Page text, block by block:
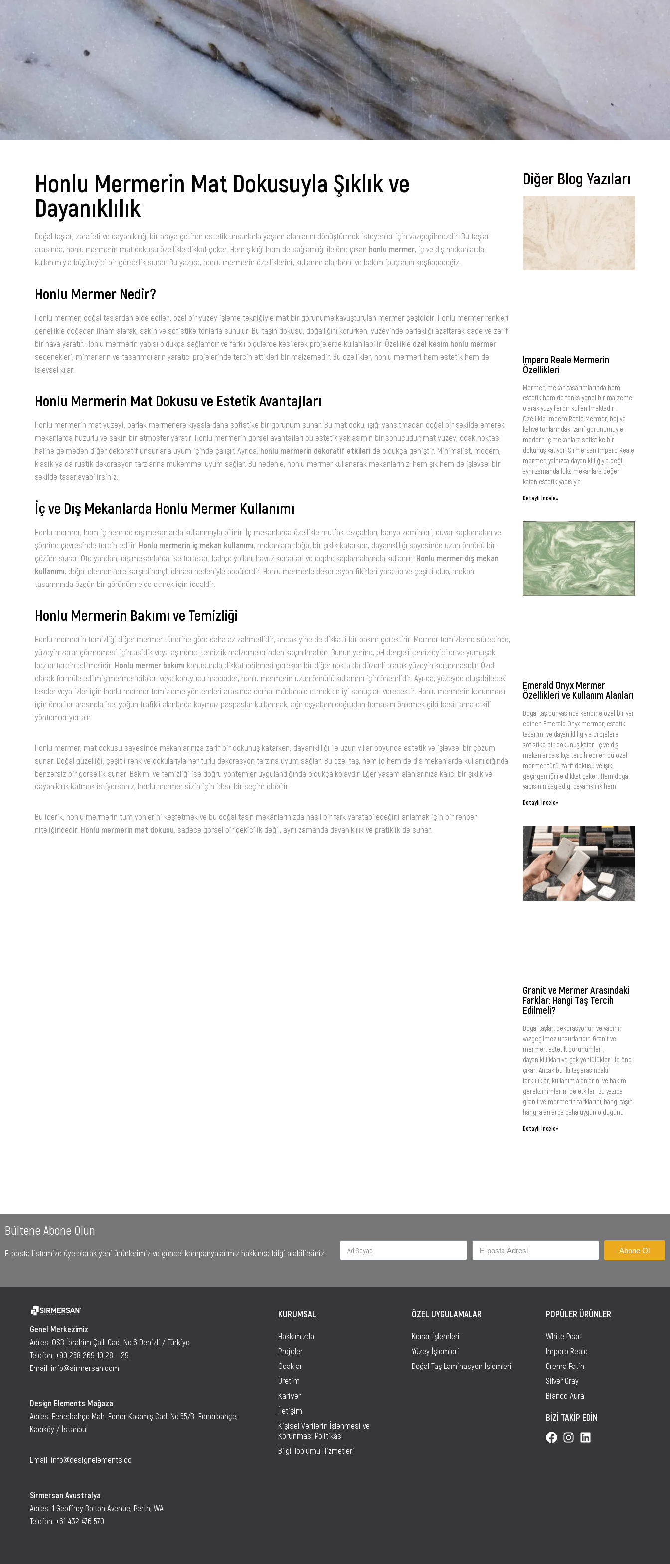
Honlu Mermerin Mat Dokusuyla Şıklık ve
Dayanıklılık
Doğal taşlar, zarafeti ve dayanıklılığı bir araya getiren estetik unsurlarla yaşam alanlarını dönüştürmek isteyenler için vazgeçilmezdir. Bu taşlar
arasında, honlu mermerin mat dokusu özellikle dikkat çeker. Hem şıklığı hem de sağlamlığı ile öne çıkan honlu mermer, iç ve dış mekanlarda
kullanımıyla büyüleyici bir görsellik sunar. Bu yazıda, honlu mermerin özelliklerini, kullanım alanlarını ve bakım ipuçlarını keşfedeceğiz.
Honlu Mermer Nedir?
Honlu mermer, doğal taşlardan elde edilen, özel bir yüzey işleme tekniğiyle mat bir görünüme kavuşturulan mermer çeşididir. Honlu mermer renkleri
genellikle doğadan ilham alarak, sakin ve sofistike tonlarla sunulur. Bu taşın dokusu, doğallığını korurken, yüzeyinde parlaklığı azaltarak sade ve zarif
bir hava yaratır. Honlu mermerin yapısı oldukça sağlamdır ve farklı ölçülerde kesilerek projelerde kullanılabilir. Özellikle özel kesim honlu mermer
seçenekleri, mimarların ve tasarımcıların yaratıcı projelerinde tercih ettikleri bir malzemedir. Bu özellikler, honlu mermeri hem estetik hem de
işlevsel kılar.
Honlu Mermerin Mat Dokusu ve Estetik Avantajları
Honlu mermerin mat yüzeyi, parlak mermerlere kıyasla daha sofistike bir görünüm sunar. Bu mat doku, ışığı yansıtmadan doğal bir şekilde emerek
mekanlarda huzurlu ve sakin bir atmosfer yaratır. Honlu mermerin görsel avantajları bu estetik yaklaşımın bir sonucudur; mat yüzey, odak noktası
haline gelmeden diğer dekoratif unsurlarla uyum içinde çalışır. Ayrıca, honlu mermerin dekoratif etkileri de oldukça geniştir. Minimalist, modern,
klasik ya da rustik dekorasyon tarzlarına mükemmel uyum sağlar. Bu nedenle, honlu mermer kullanarak mekanlarınızı hem şık hem de işlevsel bir
şekilde tasarlayabilirsiniz.
İç ve Dış Mekanlarda Honlu Mermer Kullanımı
Honlu mermer, hem iç hem de dış mekanlarda kullanımıyla bilinir. İç mekanlarda özellikle mutfak tezgahları, banyo zeminleri, duvar kaplamaları ve
şömine çevresinde tercih edilir. Honlu mermerin iç mekan kullanımı, mekanlara doğal bir şıklık katarken, dayanıklılığı sayesinde uzun ömürlü bir
çözüm sunar. Öte yandan, dış mekanlarda ise teraslar, bahçe yolları, havuz kenarları ve cephe kaplamalarında kullanılır. Honlu mermer dış mekan
kullanımı, doğal elementlere karşı dirençli olması nedeniyle popülerdir. Honlu mermerle dekorasyon fikirleri yaratıcı ve çeşitli olup, mekan
tasarımında özgün bir görünüm elde etmek için idealdir.
Honlu Mermerin Bakımı ve Temizliği
Honlu mermerin temizliği diğer mermer türlerine göre daha az zahmetlidir, ancak yine de dikkatli bir bakım gerektirir. Mermer temizleme sürecinde,
yüzeyin zarar görmemesi için asidik veya aşındırıcı temizlik malzemelerinden kaçınılmalıdır. Bunun yerine, pH dengeli temizleyiciler ve yumuşak
bezler tercih edilmelidir. Honlu mermer bakımı konusunda dikkat edilmesi gereken bir diğer nokta da düzenli olarak yüzeyin korunmasıdır. Özel
olarak formüle edilmiş mermer cilaları veya koruyucu maddeler, honlu mermerin uzun ömürlü kullanımı için önemlidir. Ayrıca, yüzeyde oluşabilecek
lekeler veya izler için honlu mermer temizleme yöntemleri arasında derhal müdahale etmek en iyi sonuçları verecektir. Honlu mermerin korunması
için öneriler arasında ise, yoğun trafikli alanlarda kaymaz paspaslar kullanmak, ağır eşyaların doğrudan temasını önlemek gibi basit ama etkili
yöntemler yer alır.
Honlu mermer, mat dokusu sayesinde mekanlarınıza zarif bir dokunuş katarken, dayanıklılığı ile uzun yıllar boyunca estetik ve işlevsel bir çözüm
sunar. Doğal güzelliği, çeşitli renk ve dokularıyla her türlü dekorasyon tarzına uyum sağlar. Bu özel taş, hem iç hem de dış mekanlarda kullanıldığında
benzersiz bir görsellik sunar. Bakımı ve temizliği ise doğru yöntemler uygulandığında oldukça kolaydır. Eğer yaşam alanlarınıza kalıcı bir şıklık ve
dayanıklılık katmak istiyorsanız, honlu mermer sizin için ideal bir seçim olabilir.
Bu içerik, honlu mermerin tüm yönlerini keşfetmek ve bu doğal taşın mekânlarınızda nasıl bir fark yaratabileceğini anlamak için bir rehber
niteliğindedir. Honlu mermerin mat dokusu, sadece görsel bir çekicilik değil, aynı zamanda dayanıklılık ve pratiklik de sunar.
Diğer Blog Yazıları
Impero Reale Mermerin
Özellikleri
Mermer, mekan tasarımlarında hem
estetik hem de fonksiyonel bir malzeme
olarak yüzyıllardır kullanılmaktadır.
Özellikle Impero Reale Mermer, bej ve
kahve tonlarındaki zarif görünümüyle
modern iç mekanlara sofistike bir
dokunuş katıyor. Sirmersan Impero Reale
mermer, yalnızca dayanıklılığıyla değil
aynı zamanda lüks mekanlara değer
katan estetik yapısıyla
Detaylı İncele»
Emerald Onyx Mermer
Özellikleri ve Kullanım Alanları
Doğal taş dünyasında kendine özel bir yer
edinen Emerald Onyx mermer, estetik
tasarımı ve dayanıklılığıyla projelere
sofistike bir dokunuş katar. İç ve dış
mekanlarda sıkça tercih edilen bu özel
mermer türü, zarif dokusu ve ışık
geçirgenliği ile dikkat çeker. Hem doğal
yapısının sağladığı dayanıklılık hem
Detaylı İncele»
Granit ve Mermer Arasındaki
Farklar: Hangi Taş Tercih
Edilmeli?
Doğal taşlar, dekorasyonun ve yapının
vazgeçilmez unsurlarıdır. Granit ve
mermer, estetik görünümleri,
dayanıklılıkları ve çok yönlülükleri ile öne
çıkar. Ancak bu iki taş arasındaki
farklılıklar, kullanım alanlarını ve bakım
gereksinimlerini de etkiler. Bu yazıda
granit ve mermerin farklarını, hangi taşın
hangi alanlarda daha uygun olduğunu
Detaylı İncele»
Bültene Abone Olun
E-posta listemize üye olarak yeni ürünlerimiz ve güncel kampanyalarımız hakkında bilgi alabilirsiniz. Abone Ol
Genel Merkezimiz
Adres: OSB İbrahim Çallı Cad. No:6 Denizli / Türkiye
Telefon: +90 258 269 10 28 – 29
Email: info@sirmersan.com
Design Elements Mağaza
Adres: Fenerbahçe Mah. Fener Kalamış Cad. No:55/B Fenerbahçe,
Kadıköy / İstanbul
Email: info@designelements.co
Sirmersan Avustralya
Adres: 1 Geoffrey Bolton Avenue, Perth, WA
Telefon: +61 432 476 570
KURUMSAL
Hakkımızda
Projeler
Ocaklar
Üretim
Kariyer
İletişim
Kişisel Verilerin İşlenmesi ve
Korunması Politikası
Bilgi Toplumu Hizmetleri
ÖZEL UYGULAMALAR
Kenar İşlemleri
Yüzey İşlemleri
Doğal Taş Laminasyon İşlemleri
POPÜLER ÜRÜNLER
White Pearl
Impero Reale
Crema Fatin
Silver Gray
Bianco Aura
BİZİ TAKİP EDİN